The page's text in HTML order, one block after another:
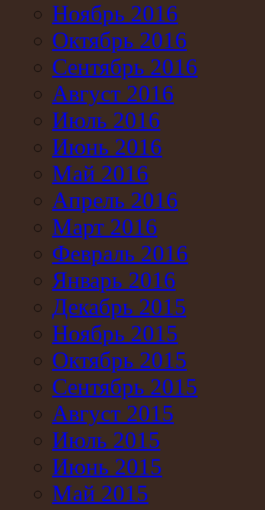
Ноябрь 2016
Октябрь 2016
Сентябрь 2016
Август 2016
Июль 2016
Июнь 2016
Май 2016
Апрель 2016
Март 2016
Февраль 2016
Январь 2016
Декабрь 2015
Ноябрь 2015
Октябрь 2015
Сентябрь 2015
Август 2015
Июль 2015
Июнь 2015
Май 2015